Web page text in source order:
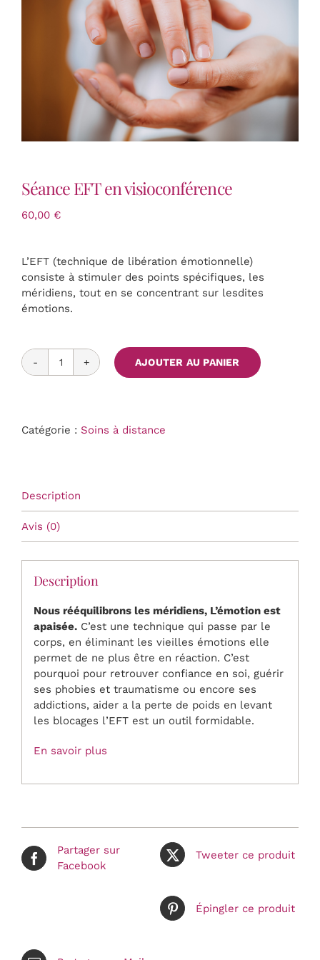
INITIATION & FORMATION
Lectures Akashiques
Panier
Séance EFT en visioconférence
60,00 €
L’EFT (technique de libération émotionnelle)
consiste à stimuler des points spécifiques, les
méridiens, tout en se concentrant sur lesdites
émotions.
quantité
en
AJOUTER AU PANIER
Catégorie : Soins à distance
Description
Avis (0)
Description
Nous rééquilibrons les méridiens, L’émotion est
apaisée.C’est une technique qui passe par le
corps, en éliminant les vieilles émotions elle
permet de ne plus être en réaction. C’est
pourquoi pour retrouver confiance en soi, guérir
ses phobies et traumatisme ou encore ses
addictions, aider a la perte de poids en levant
les blocages l’EFT est un outil formidable.
En savoir plus
Partager sur
Facebook
Tweeter ce produit
Épingler ce produit